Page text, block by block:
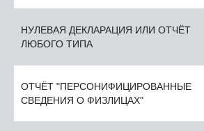
НУЛЕВАЯ ДЕКЛАРАЦИЯ ИЛИ ОТЧЁТ
ЛЮБОГО ТИПА
ОТЧЁТ "ПЕРСОНИФИЦИРОВАННЫЕ
СВЕДЕНИЯ О ФИЗЛИЦАХ"